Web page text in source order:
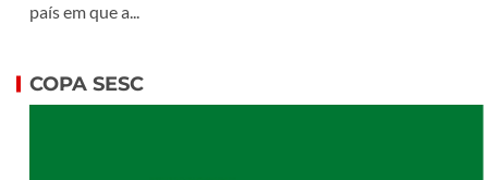
país em que a...
COPA SESC